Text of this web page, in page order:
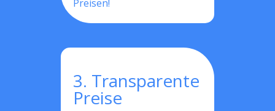
Preisen!
3. Transparente
Preise